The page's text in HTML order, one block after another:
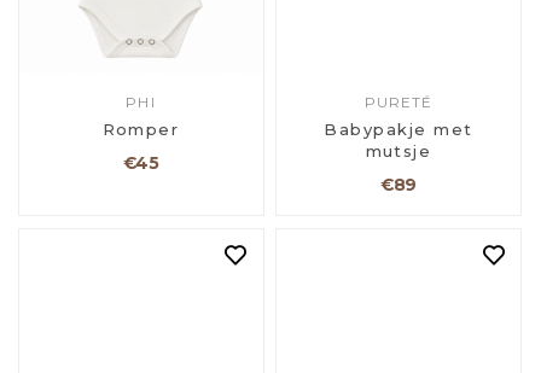
PHI
Romper
€45
PURETÉ
Babypakje met
mutsje
€89